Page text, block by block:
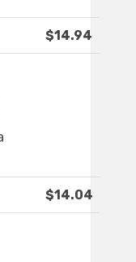
$14.94
$14.04